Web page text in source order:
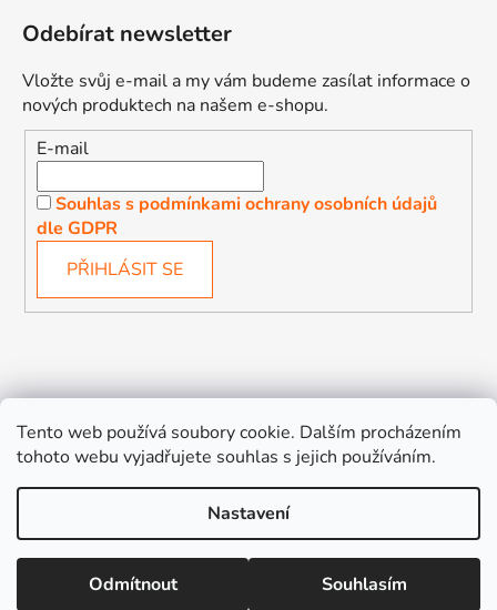
Tento web používá soubory cookie. Dalším procházením
tohoto webu vyjadřujete souhlas s jejich používáním.
Nastavení
Odmítnout Souhlasím
Odebírat newsletter
Vložte svůj e-mail a my vám budeme zasílat informace o
nových produktech na našem e-shopu.
E-mail
Souhlas s podmínkami ochrany osobních údajů
dle GDPR
PŘIHLÁSIT SE
Vytvořil Shoptet
Copyright 2026Děťátko
. Všechna práva vyhrazena.